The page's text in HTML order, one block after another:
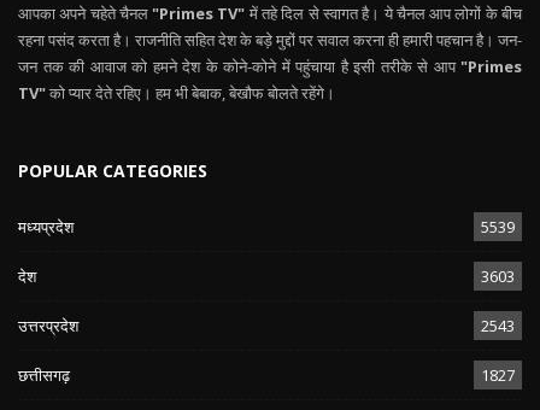
आपका अपने चहेते चैनल "Primes TV" में तहे दिल से स्वागत है। ये चैनल आप लोगों के बीच
रहना पसंद करता है। राजनीति सहित देश के बड़े मुद्दों पर सवाल करना ही हमारी पहचान है। जन-
जन तक की आवाज को हमने देश के कोने-कोने में पहुंचाया है इसी तरीके से आप "Primes
TV"को प्यार देते रहिए। हम भी बेबाक, बेखौफ बोलते रहेंगे।
POPULAR CATEGORIES
मध्यप्रदेश 5539
देश 3603
उत्तरप्रदेश 2543
छत्तीसगढ़ 1827